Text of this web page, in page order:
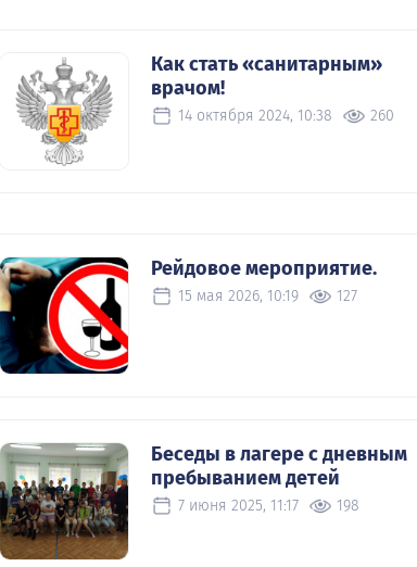
Как стать «санитарным»
врачом!
14 октября 2024, 10:38 260
Рейдовое мероприятие.
15 мая 2026, 10:19 127
Беседы в лагере с дневным
пребыванием детей
7 июня 2025, 11:17 198